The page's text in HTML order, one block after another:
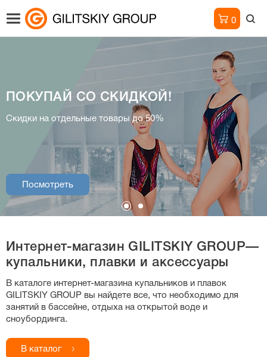
0
ПОКУПАЙ СО СКИДКОЙ!
Скидки на отдельные товары до 50%
Посмотреть
Интернет-магазин
купальники, плавки и аксессуары
Посмотреть
Интернет-магазин GILITSKIY GROUP—
купальники, плавки и аксессуары
В каталоге интернет-магазина купальников и плавок
GILITSKIY GROUP вы найдете все, что необходимо для
занятий в бассейне, отдыха на открытой воде и
сноубординга.
В каталог